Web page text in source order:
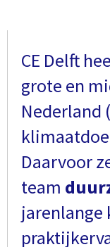
CE Delft
grote en
Nederland
Daarvoor
team
jarenlange